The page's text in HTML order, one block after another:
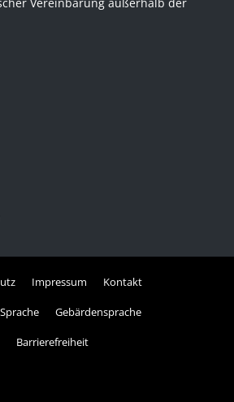
Vereinbarung außerhalb der
Impressum Kontakt
Gebärdensprache
Barrierefreiheit